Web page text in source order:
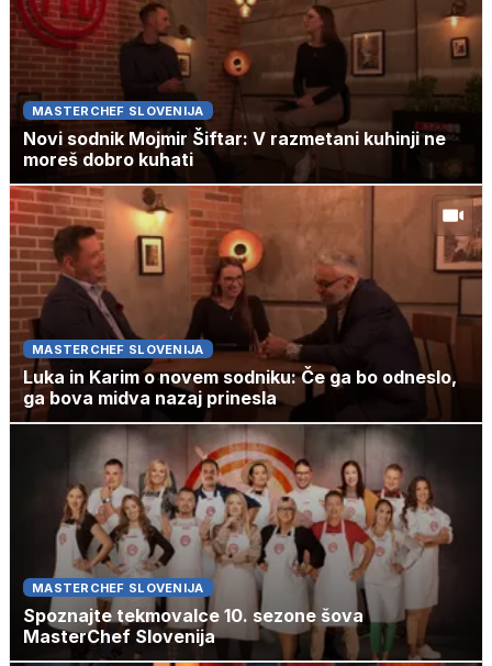
MASTERCHEF SLOVENIJA
Novi sodnik Mojmir Šiftar: V razmetani kuhinji ne
moreš dobro kuhati
MASTERCHEF SLOVENIJA
Luka in Karim o novem sodniku: Če ga bo odneslo,
ga bova midva nazaj prinesla
MASTERCHEF SLOVENIJA
Spoznajte tekmovalce 10. sezone šova
MasterChef Slovenija